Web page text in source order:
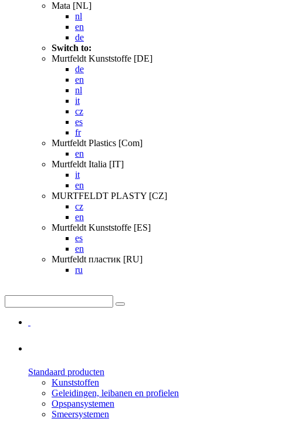
Mata [NL]
nl
en
de
Switch to:
Murtfeldt Kunststoffe [DE]
de
en
nl
it
cz
es
fr
Murtfeldt Plastics [Com]
en
Murtfeldt Italia [IT]
it
en
MURTFELDT PLASTY [CZ]
cz
en
Murtfeldt Kunststoffe [ES]
es
en
Murtfeldt пластик [RU]
ru
Standaard producten
Kunststoffen
Geleidingen, leibanen en profielen
Opspansystemen
Smeersystemen